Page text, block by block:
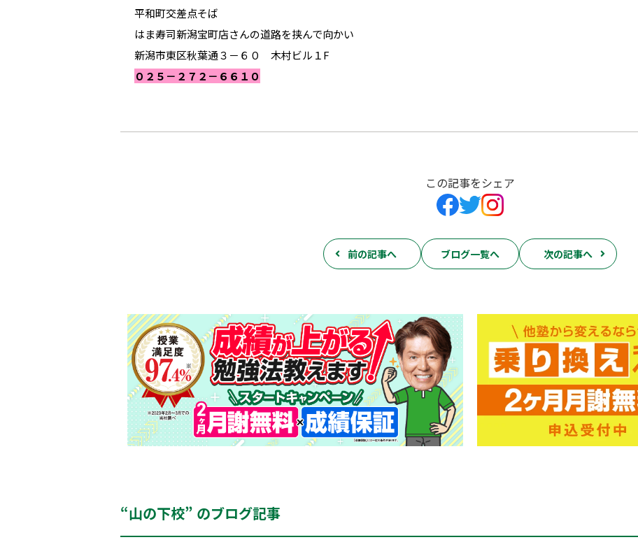
平和町交差点そば
はま寿司新潟宝町店さんの道路を挟んで向かい
新潟市東区秋葉通３－６０ 木村ビル１F
０２５－２７２－６６１０
この記事をシェア
前の記事へ ブログ一覧へ 次の記事へ
“山の下校” のブログ記事